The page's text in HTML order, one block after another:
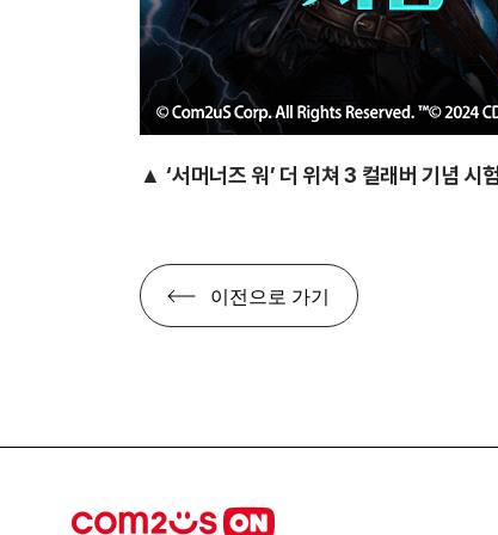
▲‘서머너즈 워’ 더 위쳐 3 컬래버 기념 시
이전으로 가기